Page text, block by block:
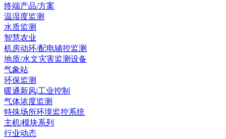
终端产品/方案
温湿度监测
水质监测
智慧农业
机房动环/配电辅控监测
地质/水文灾害监测设备
气象站
环保监测
暖通新风|工业控制
气体浓度监测
特殊场所环境监控系统
主机|模块系列
行业动态